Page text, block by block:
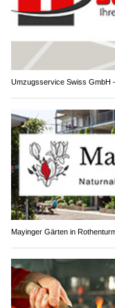
Umzugsservice Swiss GmbH
Mayinger Gärten in